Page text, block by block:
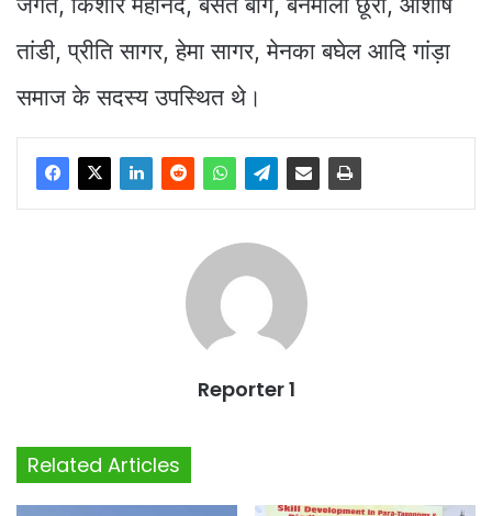
तांडी, प्रीति सागर, हेमा सागर, मेनका बघेल आदि गांड़ा
समाज के सदस्य उपस्थित थे।
Reporter 1
Related Articles